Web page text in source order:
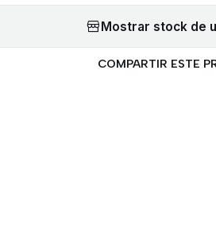
Mostrar stock de
COMPARTIR ESTE